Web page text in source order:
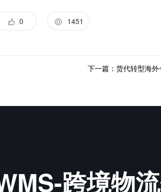
0 1451
下一篇：货代转型海
跨境物